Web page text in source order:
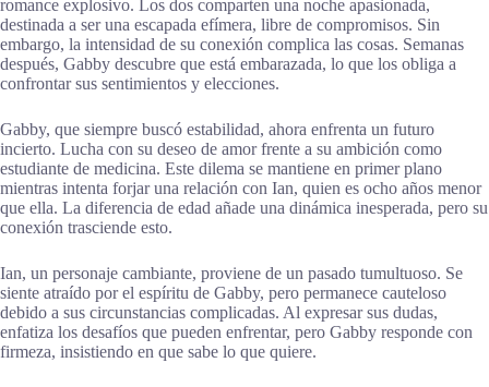
romance explosivo. Los dos comparten una noche apasionada,
destinada a ser una escapada efímera, libre de compromisos. Sin
embargo, la intensidad de su conexión complica las cosas. Semanas
después, Gabby descubre que está embarazada, lo que los obliga a
confrontar sus sentimientos y elecciones.
Gabby, que siempre buscó estabilidad, ahora enfrenta un futuro
incierto. Lucha con su deseo de amor frente a su ambición como
estudiante de medicina. Este dilema se mantiene en primer plano
mientras intenta forjar una relación con Ian, quien es ocho años menor
que ella. La diferencia de edad añade una dinámica inesperada, pero su
conexión trasciende esto.
Ian, un personaje cambiante, proviene de un pasado tumultuoso. Se
siente atraído por el espíritu de Gabby, pero permanece cauteloso
debido a sus circunstancias complicadas. Al expresar sus dudas,
enfatiza los desafíos que pueden enfrentar, pero Gabby responde con
firmeza, insistiendo en que sabe lo que quiere.